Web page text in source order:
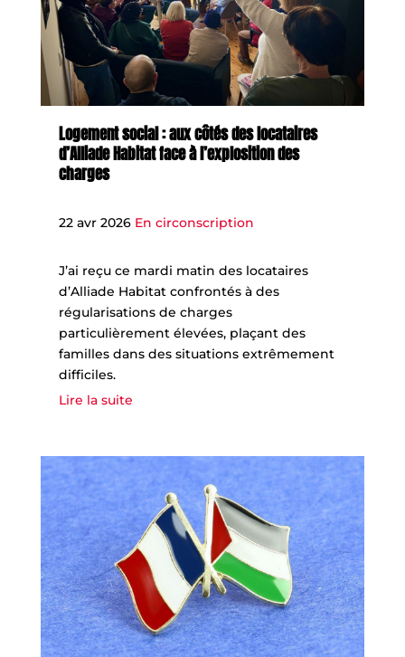
Logement social : aux côtés des locataires
d’Alliade Habitat face à l’explosition des
charges
22 avr 2026 En circonscription
J’ai reçu ce mardi matin des locataires
d’Alliade Habitat confrontés à des
régularisations de charges
particulièrement élevées, plaçant des
familles dans des situations extrêmement
difficiles.
Lire la suite